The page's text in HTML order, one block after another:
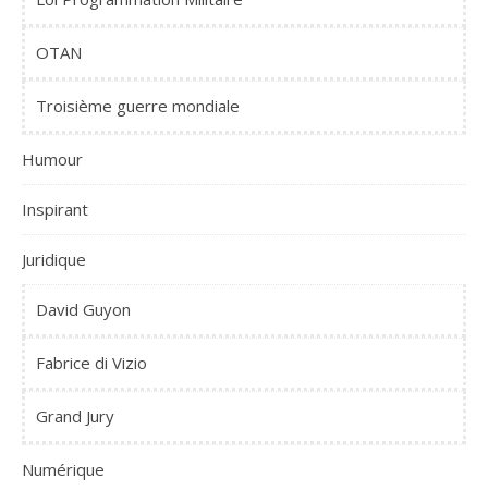
OTAN
Troisième guerre mondiale
Humour
Inspirant
Juridique
David Guyon
Fabrice di Vizio
Grand Jury
Numérique